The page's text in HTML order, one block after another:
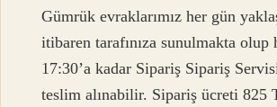
Gümrük evraklarımız her gün
itibaren tarafınıza sunulmakta olup
17:30’a kadar Sipariş Sipariş
teslim alınabilir. Sipariş ücreti 825